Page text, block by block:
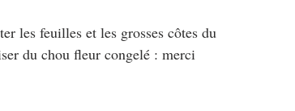
les feuilles et les grosses côtes du
du chou fleur congelé : merci